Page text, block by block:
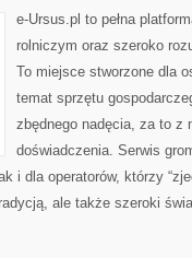
e-Ursus.pl to pełna
rolniczym oraz szeroko
To miejsce stworzone dla
temat sprzętu
zbędnego nadęcia, za to z
doświadczenia. Serwis
i dla operatorów, którzy
ale także szeroki